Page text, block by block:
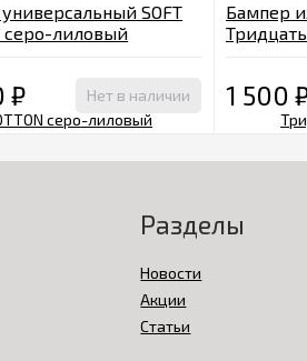
SOFT
серо-лиловый
₽ Нет в наличии
Бампер
1 500
Разделы
Новости
Акции
Статьи